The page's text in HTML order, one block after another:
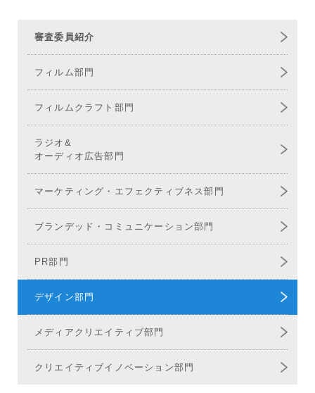
審査委員紹介
フィルム部門
フィルムクラフト部門
ラジオ&
オーディオ広告部門
マーケティング・ エフェクティブネス部門
ブランデッド・ コミュニケーション部門
PR部門
デザイン部門
メディア クリエイティブ部門
クリエイティブイノベーション部門